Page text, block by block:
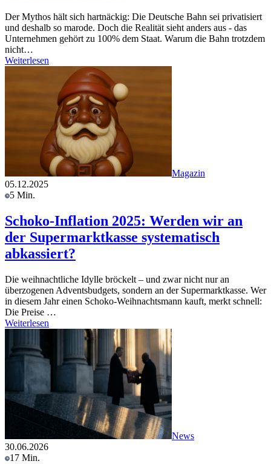
Der Mythos hält sich hartnäckig: Die Deutsche Bahn sei privatisiert
und deshalb so marode. Doch die Realität sieht anders aus - das
Unternehmen gehört zu 100% dem Staat. Warum die Bahn trotzdem
nicht…
Weiterlesen
Magazin
05.12.2025
5 Min.
Schoko-Inflation 2025: Werden wir an
der Supermarktkasse systematisch
abkassiert?
Die weihnachtliche Idylle bröckelt – und zwar nicht nur an
überzogenen Adventsbudgets, sondern an der Supermarktkasse. Wer
in diesem Jahr einen Schoko-Weihnachtsmann kauft, merkt schnell:
Die Preise …
Weiterlesen
News
30.06.2026
17 Min.